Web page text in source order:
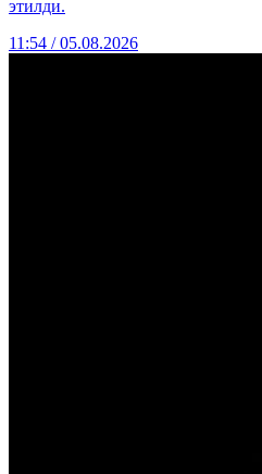
этилди.
11:54 / 05.08.2026